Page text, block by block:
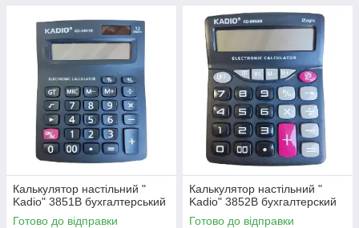
Калькулятор настільний "
Kadio" 3851В бухгалтерський
Готово до відправки
Калькулятор настільний "
Kadio" 3852B бухгалтерский
Готово до відправки